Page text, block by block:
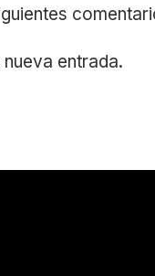
entrada.